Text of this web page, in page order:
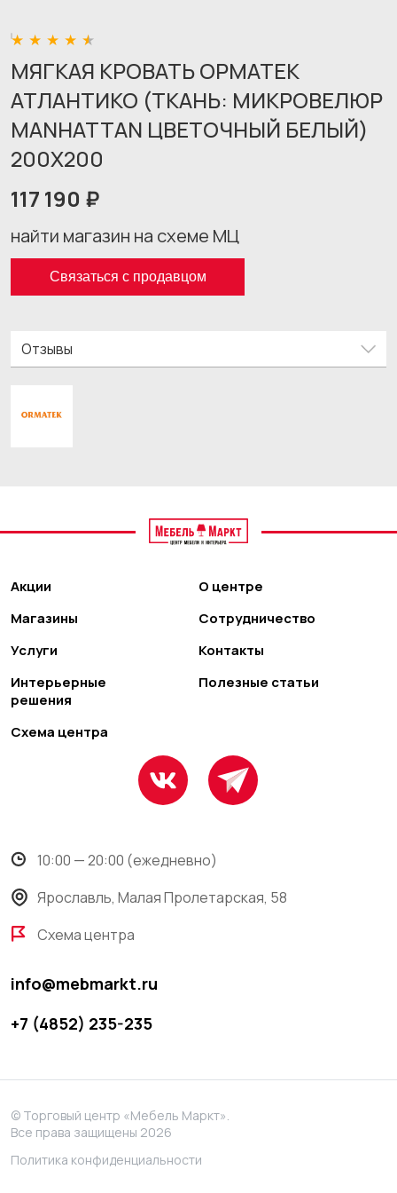
МЯГКАЯ КРОВАТЬ ОРМАТЕК
АТЛАНТИКО (ТКАНЬ: МИКРОВЕЛЮР
MANHATTAN ЦВЕТОЧНЫЙ БЕЛЫЙ)
200X200
117 190 ₽
найти магазин на схеме МЦ
Связаться с продавцом
Отзывы
Акции
Магазины
Услуги
Интерьерные
решения
Схема центра
О центре
Сотрудничество
Контакты
Полезные статьи
10:00 — 20:00 (ежедневно)
Ярославль, Малая Пролетарская, 58
Схема центра
info@mebmarkt.ru
+7 (4852) 235-235
© Торговый центр «Мебель Маркт».
Все права защищены 2026
Политика конфиденциальности